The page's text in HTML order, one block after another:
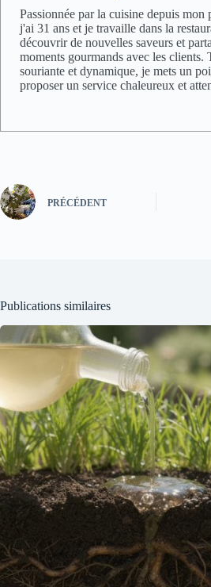
Passionnée par la cuisine depuis mon
j'ai 31 ans et je travaille dans la
découvrir de nouvelles saveurs et
moments gourmands avec les clients.
souriante et dynamique, je mets un
proposer un service chaleureux et
PRÉCÉDENT
Publications similaires